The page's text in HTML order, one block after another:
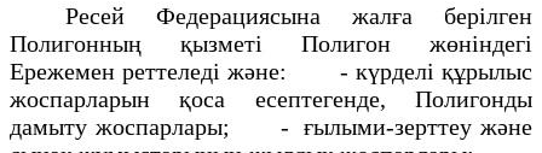
Ресей Федерациясына жалға берілген
Полигонның қызметі Полигон жөніндегі
Ережемен реттеледі және: - күрделі құрылыс
жоспарларын қоса есептегенде, Полигонды
дамыту жоспарлары;
- ғылыми-зерттеу және